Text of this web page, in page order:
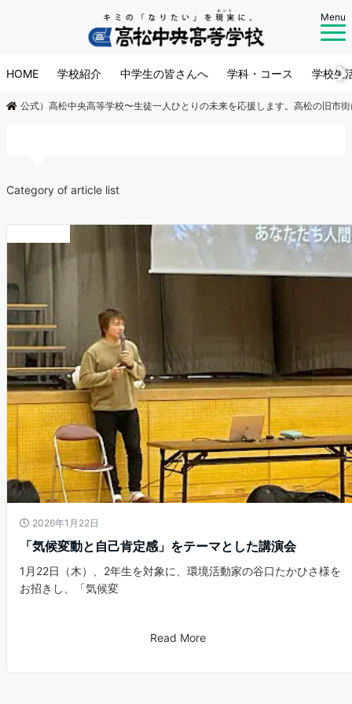
Menu
HOME 学校紹介 中学生の皆さんへ 学科・コース 学校生
公式）高松中央高等学校〜生徒一人ひとりの未来を応援します。高松の旧市
Category of article list
2026年1月22日
「気候変動と自己肯定感」をテーマとした講演会
1月22日（木）、2年生を対象に、環境活動家の谷口たかひさ様を
お招きし、「気候変
Read More